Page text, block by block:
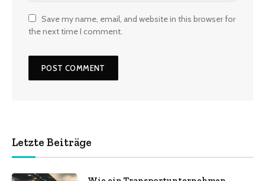
Save my name, email, and website in this browser for
the next time I comment.
Letzte Beiträge